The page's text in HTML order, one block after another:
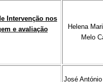
Intervenção nos
e avaliação
Helena
Melo
José